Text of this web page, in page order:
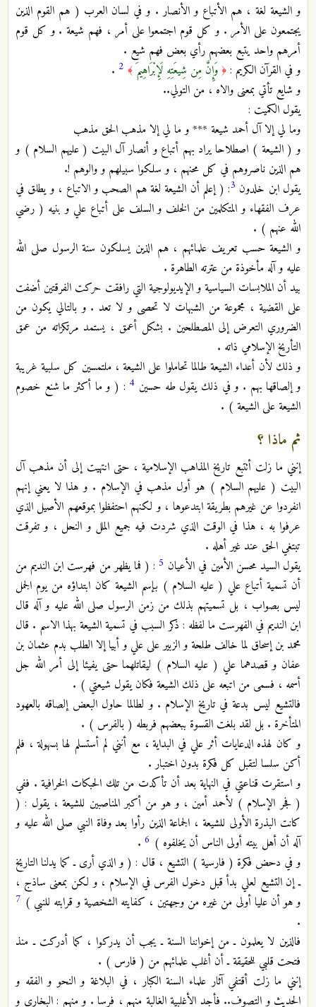
و الشيعة لغة ، هم الأتباع و الأنصار . و في لسان العرب ( هم القوم الذين
يجتمعون على الأمر . و كل قوم اجتمعوا على أمر ، فهم شيعة . و كل قوم
أمرهم واحد يتبع بعضهم رأي بعض فهم شيع .
و في القرآن الكريم : ﴿ وَإِنَّ مِن شِيعَتِهِ لَإِبْرَاهِيمَ ﴾ 2
.
و شايع تأتي بمعنى والاه ، من التولي..
يقول الكميت :
وما لي إلا آل أحمد شيعة *** و ما لي إلا مذهب الحق مذهب
و ( الشيعة ) اصطلاحا يراد بهم أتباع و أنصار آل البيت ( عليهم السلام ) و
هم الذين ناصروهم في كل محنهم ، و سلكوا سبيلهم و والوهم !.
يقول ابن خلدون 3: ( إعلم أن الشيعة لغة هم الصحب و الاتباع ، و يطلق في
عرف الفقهاء و المتكلمين من الخلف و السلف على أتباع علي و بنيه ( رضي
الله عنهم ) .
و الشيعة حسب تعريف علمائهم ، هم الذين يسلكون سنة الرسول صلى الله
عليه و آله مأخوذة من عترته الطاهرة .
بيد أن الملابسات السياسية و الإيديولوجية التي رافقت حركت الفرقتين أضفت
على القضية ، مجموعة من الشبهات لا تحصى و لا تعد . و بالتالي يكون من
الضروري التعرض إلى المصطلحين . بشكل أعمق ، يستمد مرتكزاته من عمق
التأريخ الإسلامي ذاته .
و ذلك لأن أعداء الشيعة طالما تحاملوا على الشيعة ، ملتمسين كل سلبية غريبة
و إلصاقها بهم . و في ذلك يقول طه حسين 4: ( و ما أكثر ما شنع خصوم
الشيعة على الشيعة ) .
ثم ماذا ؟
إنني ما زلت أتتبع تاريخ المذاهب الإسلامية ، حتى انتهيت إلى أن مذهب آل
البيت ( عليهم السلام ) هو أول مذهب في الإسلام . و هذا لا يعني إنهم
انفردوا عن غيرهم بطريقة ابتدعوها ، و لكنهم احتفظوا بموقعهم الأصيل الذي
عرفوا به ، هذا في الوقت الذي شردت فيه جميع الملل و النحل ، و تفرقت
تبتغي الحق عند غير أهله .
يقول السيد محسن الأمين في الأعيان 5: ( فما يظهر من فهرست ابن النديم من
أن تسمية أتباع علي ( عليه السلام ) بإسم الشيعة كان ابتداؤه من يوم الجمل
ليس بصواب ، بل تسميتهم بذلك من زمن الرسول صلى الله عليه و آله قال
ابن النديم في الفهرست ما لفظه : ذكر السبب في تسمية الشيعة بهذا الاسم . قال
محمد بن إسحاق لما خالف طلحة و الزبير على علي و أبيا إلا الطلب بدم عثمان بن
عفان و قصدهما علي ( عليه السلام ) ليقاتلهما حتى يفيئا إلى أمر الله جل
أسمه ، فسمى من اتبعه على ذلك الشيعة فكان يقول شيعتي ) .
فالتشيع ليس بدعة في تاريخ الإسلام . و لطالما حاول البعض إلصاقه بالعهود
المتأخرة . بل لقد بلغت القسوة ببعضهم فربطه ( بالفرس ) .
و كان لهذه الدعايات أثر علي في البداية ، مع أنني لم أستسلم لها بسهولة ، فلم
أكن سلسا لتقبل كل فكرة بدون اختبار .
و استقرت قناعتي في النهاية بعد أن تأكدت من تلك الحبكات الخرافية . ففي
( فجر الإسلام ) لأحمد أمين ، و هو من أكبر المناصبين للشيعة ، يقول : (
كانت البذرة الأولى للشيعة ، الجماعة الذين رأوا بعد وفاة النبي صلى الله عليه و
آله أن أهل بيته أولى الناس أن يخلفوه ) 6
.
و في دحض فكرة ( فارسية ) التشيع ، قال : ( و الذي أرى ـ كما يدلنا التاريخ
ـ إن التشيع لعلي بدأ قبل دخول الفرس في الإسلام ، و لكن بمعنى ساذج ،
و هو أن عليا أولى من غيره من وجهتين ، كفايته الشخصية و قرابته للنبي ) 7
.
فالذين لا يعلمون ـ من إخواننا السنة ـ يجب أن يدركوا ، كما أدركت ـ منذ
فتحت قلبي للحقيقة ـ أن أغلب علمائهم من ( فارس ) .
إنني ما زلت أقتفي آثار علماء السنة الكبار ، في البلاغة و النحو و الفقه و
الحديث و التصوف.. فأجد الأغلبية الغالبة منهم ، فرسا . و منهم : البخاري و